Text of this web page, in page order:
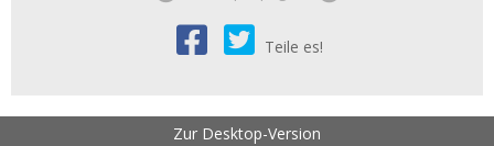
Teile es!
Zur Desktop-Version